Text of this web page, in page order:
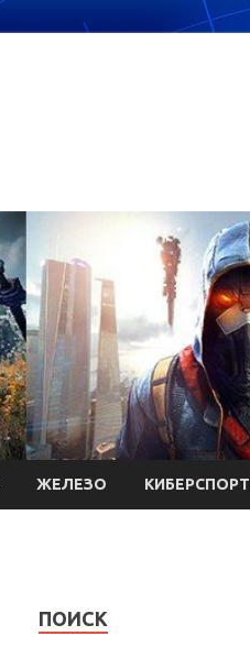
ЖЕЛЕЗО КИБЕРСПОРТ
ПОИСК